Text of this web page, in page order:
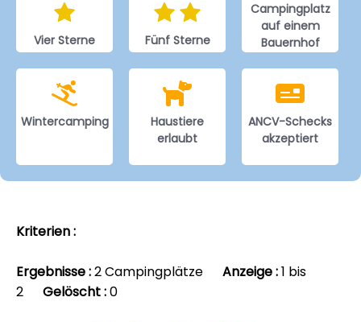
Vier Sterne Fünf Sterne
Campingplatz
auf einem
Bauernhof
Wintercamping
Haustiere
erlaubt
ANCV-Schecks
akzeptiert
Kriterien :
Ergebnisse :2 Campingplätze Anzeige :1 bis
2 Gelöscht :0